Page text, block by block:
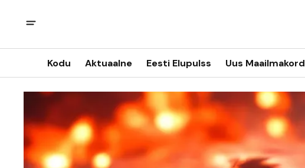
Kodu Aktuaalne Eesti Elupulss Uus Maailmakord